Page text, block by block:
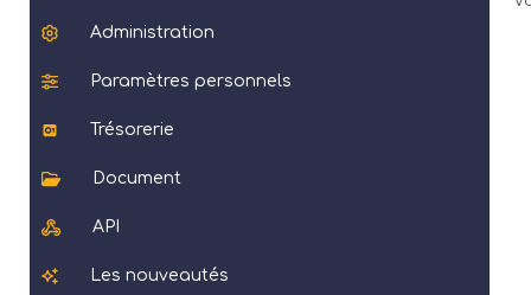
Administration
Paramètres personnels
Trésorerie
Document
API
Les nouveautés